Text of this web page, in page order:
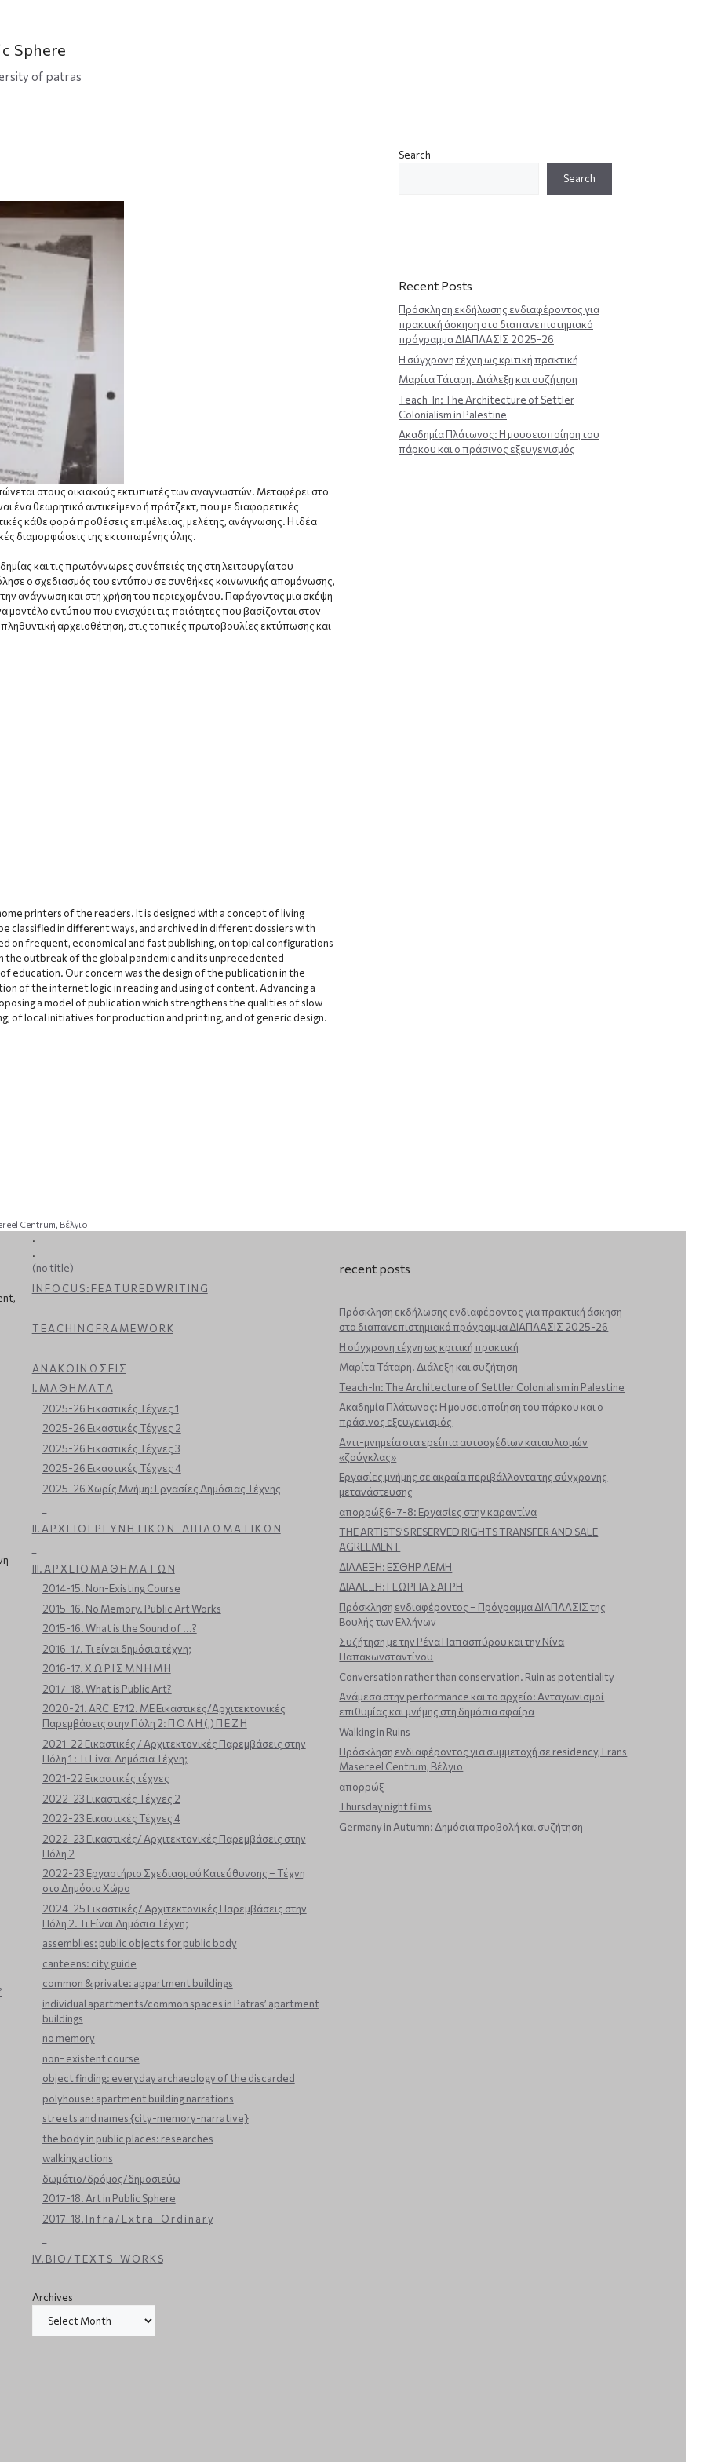
Sphere
of patras
στους οικιακούς εκτυπωτές των αναγνωστών. Μεταφέρει στο
ένα θεωρητικό αντικείμενο ή πρότζεκτ, που με διαφορετικές
κάθε φορά προθέσεις επιμέλειας, μελέτης, ανάγνωσης. Η ιδέα
διαμορφώσεις της εκτυπωμένης ύλης.
και τις πρωτόγνωρες συνέπειές της στη λειτουργία του
ο σχεδιασμός του εντύπου σε συνθήκες κοινωνικής απομόνωσης,
ανάγνωση και στη χρήση του περιεχομένου. Παράγοντας μια σκέψη
εντύπου που ενισχύει τις ποιότητες που βασίζονται στον
αρχειοθέτηση, στις τοπικές πρωτοβουλίες εκτύπωσης και
printers of the readers. It is designed with a concept of living
classified in different ways, and archived in different dossiers with
on frequent, economical and fast publishing, on topical configurations
outbreak of the global pandemic and its unprecedented
education. Our concern was the design of the publication in the
of the internet logic in reading and using of content. Advancing a
a model of publication which strengthens the qualities of slow
of local initiatives for production and printing, and of generic design.
Centrum, Βέλγιο
Search
Search
Recent Posts
Πρόσκληση εκδήλωσης ενδιαφέροντος για
πρακτική άσκηση στο διαπανεπιστημιακό
πρόγραμμα ΔΙΑΠΛΑΣΙΣ 2025-26
Η σύγχρονη τέχνη ως κριτική πρακτική
Μαρίτα Τάταρη. Διάλεξη και συζήτηση
Teach-In: The Architecture of Settler
Colonialism in Palestine
Ακαδημία Πλάτωνος: Η μουσειοποίηση του
πάρκου και ο πράσινος εξευγενισμός
.
.
(no title)
I N F O C U S : F E A T U R E D W R I T I N G
T E A C H I N G F R A M E W O R K
Α Ν Α Κ Ο Ι Ν Ω Σ Ε Ι Σ
Ι. Μ Α Θ Η Μ Α Τ Α
2025-26 Εικαστικές Τέχνες 1
2025-26 Εικαστικές Τέχνες 2
2025-26 Εικαστικές Τέχνες 3
2025-26 Εικαστικές Τέχνες 4
2025-26 Χωρίς Μνήμη: Εργασίες Δημόσιας Τέχνης
ΙΙ. Α Ρ Χ Ε Ι Ο Ε Ρ Ε Υ Ν Η Τ Ι Κ Ω Ν - Δ Ι Π Λ Ω Μ Α Τ Ι Κ Ω Ν
ΙΙΙ. Α Ρ Χ Ε Ι Ο Μ Α Θ Η Μ Α Τ Ω Ν
2014-15. Non-Existing Course
2015-16. No Memory. Public Art Works
2015-16. What is the Sound of ...?
2016-17. Τι είναι δημόσια τέχνη;
2016-17. Χ Ω Ρ Ι Σ Μ Ν Η Μ Η
2017-18. What is Public Art?
2020-21. ARC_E712. ΜΕ Εικαστικές/Αρχιτεκτονικές
Παρεμβάσεις στην Πόλη 2: Π Ο Λ Η (,) Π Ε Ζ Η
2021-22 Εικαστικές / Αρχιτεκτονικές Παρεμβάσεις στην
Πόλη 1 : Τι Είναι Δημόσια Τέχνη;
2021-22 Εικαστικές τέχνες
2022-23 Εικαστικές Τέχνες 2
2022-23 Εικαστικές Τέχνες 4
2022-23 Εικαστικές/ Αρχιτεκτονικές Παρεμβάσεις στην
Πόλη 2
2022-23 Εργαστήριο Σχεδιασμού Κατεύθυνσης – Τέχνη
στο Δημόσιο Χώρο
2024-25 Εικαστικές/ Αρχιτεκτονικές Παρεμβάσεις στην
Πόλη 2. Τι Είναι Δημόσια Τέχνη;
assemblies: public objects for public body
canteens: city guide
common & private: appartment buildings
individual apartments/common spaces in Patras’ apartment
buildings
no memory
non- existent course
object finding: everyday archaeology of the discarded
polyhouse: apartment building narrations
streets and names {city-memory-narrative}
the body in public places: researches
walking actions
δωμάτιο/δρόμος/δημοσιεύω
2017-18. Art in Public Sphere
2017-18. I n f r a / E x t r a - O r d i n a r y
IV. B I O / T E X T S - W O R K S
Archives
recent posts
Πρόσκληση εκδήλωσης ενδιαφέροντος για πρακτική άσκηση
στο διαπανεπιστημιακό πρόγραμμα ΔΙΑΠΛΑΣΙΣ 2025-26
Η σύγχρονη τέχνη ως κριτική πρακτική
Μαρίτα Τάταρη. Διάλεξη και συζήτηση
Teach-In: The Architecture of Settler Colonialism in Palestine
Ακαδημία Πλάτωνος: Η μουσειοποίηση του πάρκου και ο
πράσινος εξευγενισμός
Aντι-μνημεία στα ερείπια αυτοσχέδιων καταυλισμών
«ζούγκλας»
Εργασίες μνήμης σε ακραία περιβάλλοντα της σύγχρονης
μετανάστευσης
απορρώξ 6-7-8: Εργασίες στην καραντίνα
THE ARTISTS’S RESERVED RIGHTS TRANSFER AND SALE
AGREEMENT
ΔΙΑΛΕΞΗ: ΕΣΘΗΡ ΛΕΜΗ
ΔΙΑΛΕΞΗ: ΓΕΩΡΓΙΑ ΣΑΓΡΗ
Πρόσκληση ενδιαφέροντος – Πρόγραμμα ΔΙΑΠΛΑΣΙΣ της
Βουλής των Ελλήνων
Συζήτηση με την Ρένα Παπασπύρου και την Νίνα
Παπακωνσταντίνου
Conversation rather than conservation. Ruin as potentiality
Ανάμεσα στην performance και το αρχείο: Ανταγωνισμοί
επιθυμίας και μνήμης στη δημόσια σφαίρα
Walking in Ruins
Πρόσκληση ενδιαφέροντος για συμμετοχή σε residency, Frans
Masereel Centrum, Βέλγιο
απορρώξ
Thursday night films
Germany in Autumn: Δημόσια προβολή και συζήτηση